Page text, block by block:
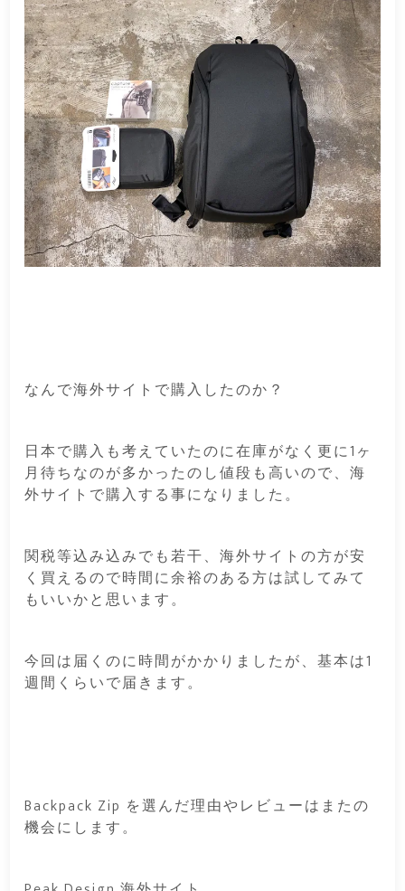
なんで海外サイトで購入したのか？
日本で購入も考えていたのに在庫がなく更に1ヶ
月待ちなのが多かったのし値段も高いので、海
外サイトで購入する事になりました。
関税等込み込みでも若干、海外サイトの方が安
く買えるので時間に余裕のある方は試してみて
もいいかと思います。
今回は届くのに時間がかかりましたが、基本は1
週間くらいで届きます。
Backpack Zip を選んだ理由やレビューはまたの
機会にします。